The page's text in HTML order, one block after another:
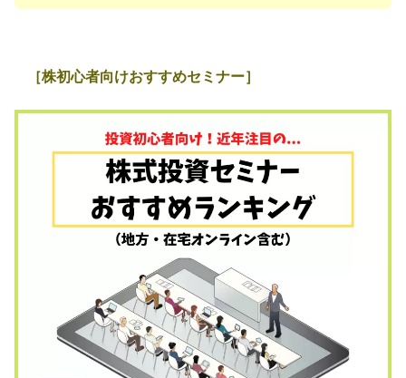
［株初心者向けおすすめセミナー］